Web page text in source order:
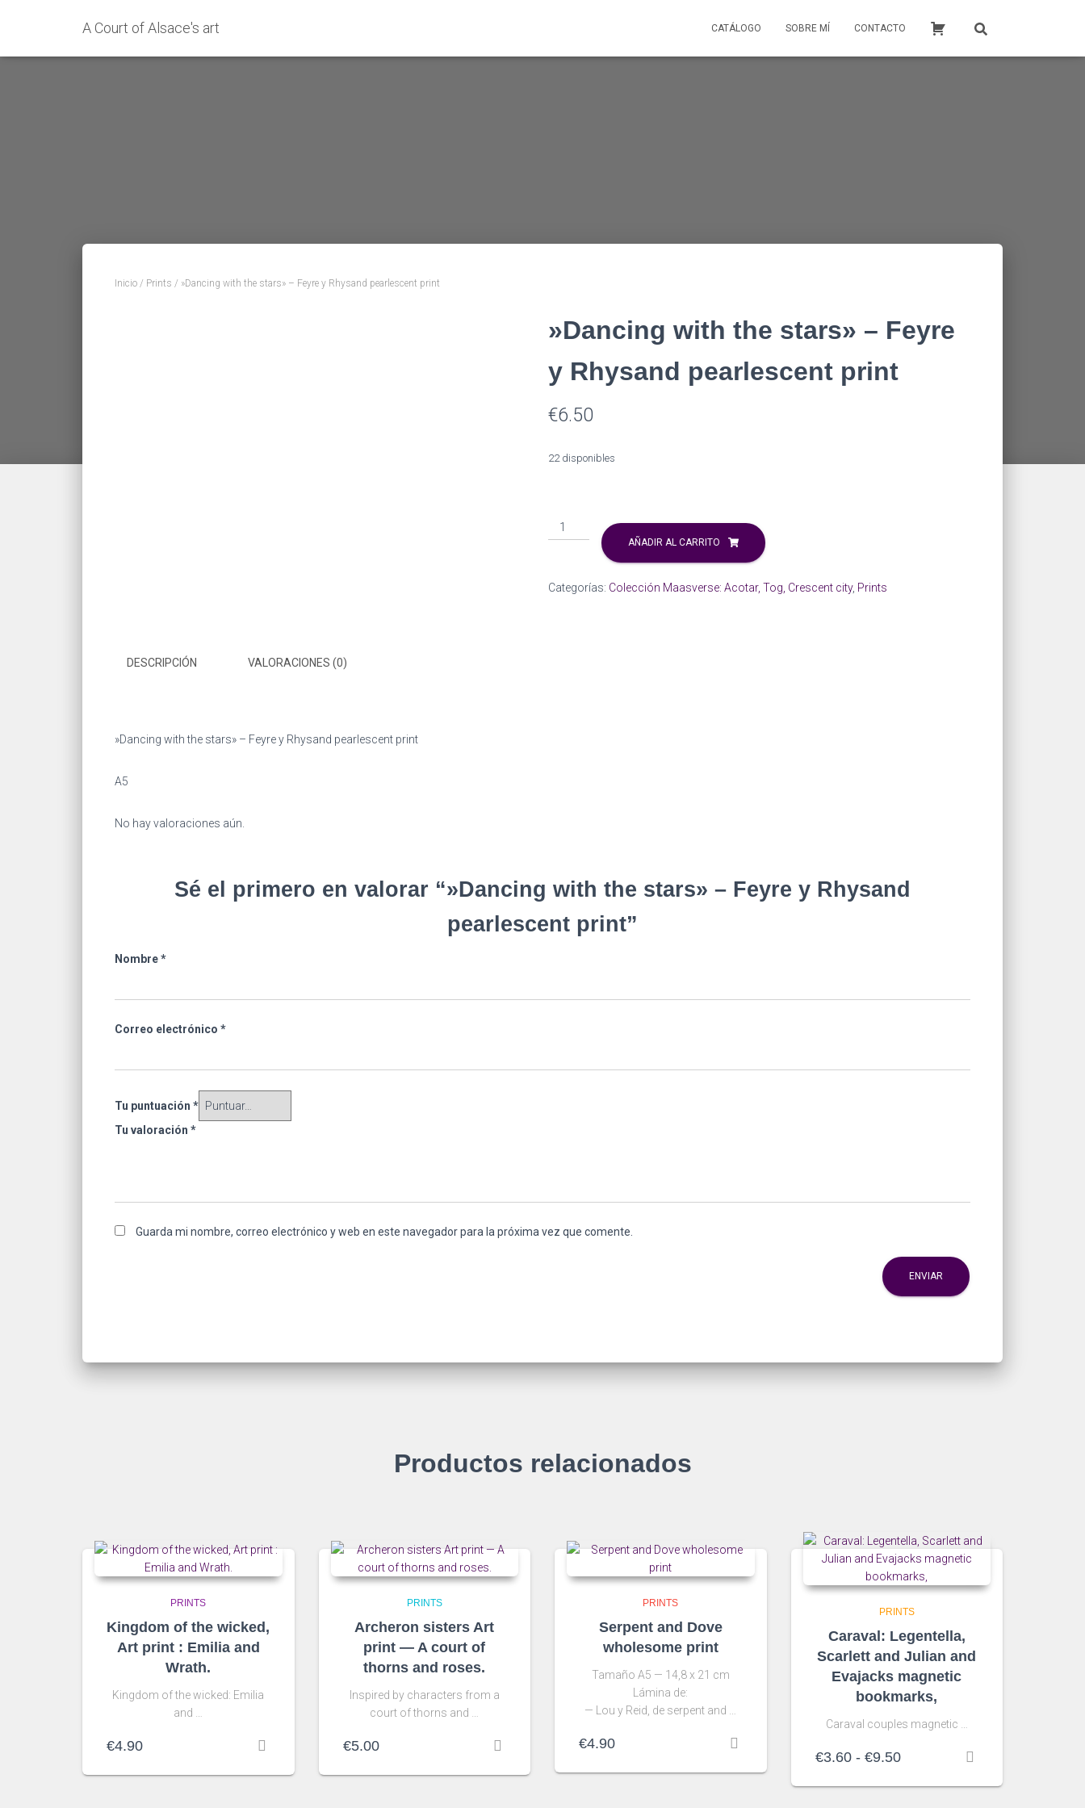
A Court of Alsace's art CATÁLOGO SOBRE MÍ CONTACTO
Inicio / Prints / »Dancing with the stars» – Feyre y Rhysand pearlescent print
»Dancing with the stars» – Feyre
y Rhysand pearlescent print
€6.50
22 disponibles
''Dancing
with
-
AÑADIR AL CARRITO
Categorías: Colección Maasverse: Acotar, Tog, Crescent city, Prints
DESCRIPCIÓN VALORACIONES (0)
»Dancing with the stars» – Feyre y Rhysand pearlescent print
A5
No hay valoraciones aún.
Sé el primero en valorar “»Dancing with the stars» – Feyre y Rhysand
pearlescent print”
Nombre*
Correo electrónico *
Tu puntuación *
Tu valoración *
Guarda mi nombre, correo electrónico y web en este navegador para la próxima vez que comente.
Productos relacionados
PRINTS
Kingdom of the wicked,
Art print : Emilia and
Wrath.
Kingdom of the wicked: Emilia
and …
€4.90
PRINTS
Archeron sisters Art
print — A court of
thorns and roses.
Inspired by characters from a
court of thorns and …
€5.00
PRINTS
Serpent and Dove
wholesome print
Tamaño A5 — 14,8 x 21 cm
Lámina de:
— Lou y Reid, de serpent and …
€4.90
PRINTS
Caraval: Legentella,
Scarlett and Julian and
Evajacks magnetic
bookmarks,
Caraval couples magnetic …
€3.60 - €9.50Rango
precios: